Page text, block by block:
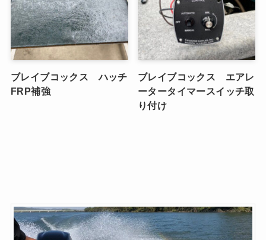
ブレイブコックス ハッチ
FRP補強
ブレイブコックス エアレ
ータータイマースイッチ取
り付け